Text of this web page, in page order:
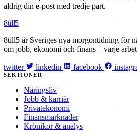
aldrig din e-post med tredje part.
8till5
8till5 är Sveriges nya morgontidning för
om jobb, ekonomi och finans – varje
twitter linkedin facebook
SEKTIONER
Näringsliv
Jobb & karriär
Privatekonomi
Finansmarknader
Krönikor & analys